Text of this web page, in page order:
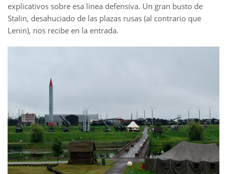
explicativos sobre esa línea defensiva. Un gran busto de
Stalin, desahuciado de las plazas rusas (al contrario que
Lenin), nos recibe en la entrada.